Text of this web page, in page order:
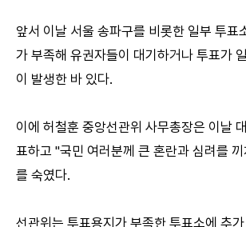
앞서 이날 서울 송파구를 비롯한 일부 투표
가 부족해 유권자들이 대기하거나 투표가
이 발생한 바 있다.
이에 허철훈 중앙선관위 사무총장은 이날
표하고 "국민 여러분께 큰 혼란과 심려를
를 숙였다.
선관위는 투표용지가 부족한 투표소에 추